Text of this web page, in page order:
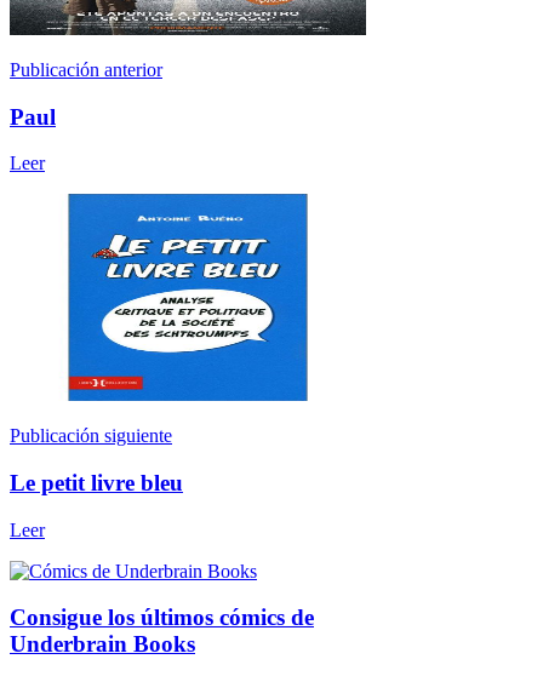
Publicación anterior
Paul
Leer
Publicación siguiente
Le petit livre bleu
Leer
Consigue los últimos cómics de
Underbrain Books